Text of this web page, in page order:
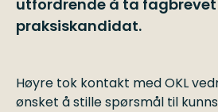
utfordrende å ta
praksiskandidat.
Høyre tok kontakt med OKL
ønsket å stille spørsmål til